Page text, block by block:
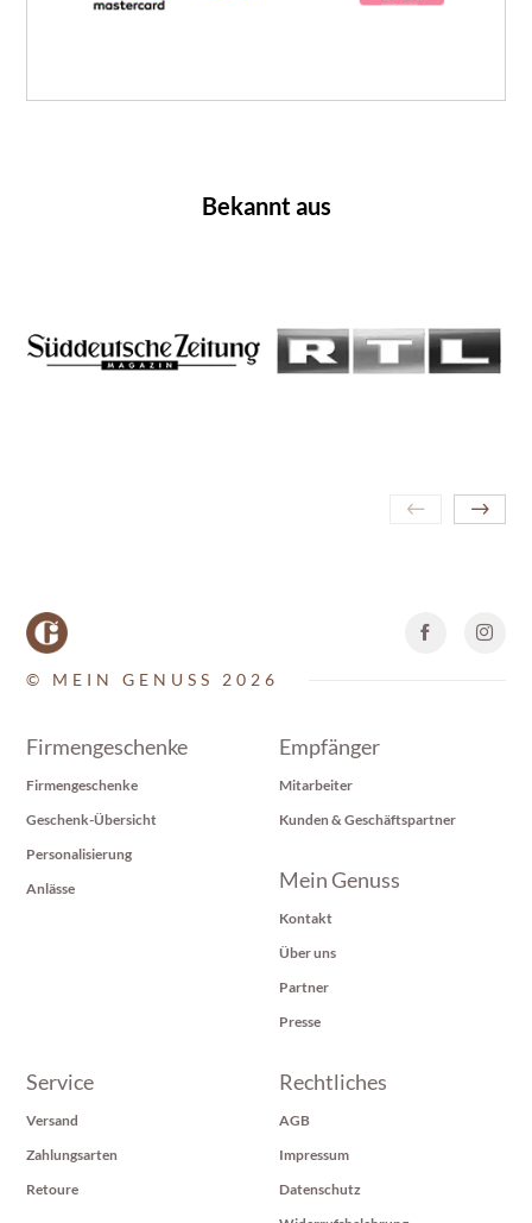
Bekannt aus
© MEIN GENUSS 2026
Firmengeschenke
Firmengeschenke
Geschenk-Übersicht
Personalisierung
Anlässe
Empfänger
Mitarbeiter
Kunden & Geschäftspartner
Mein Genuss
Kontakt
Über uns
Partner
Presse
Service
Versand
Zahlungsarten
Retoure
Rechtliches
AGB
Impressum
Datenschutz